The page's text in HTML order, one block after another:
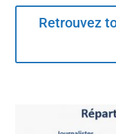
Retrouvez